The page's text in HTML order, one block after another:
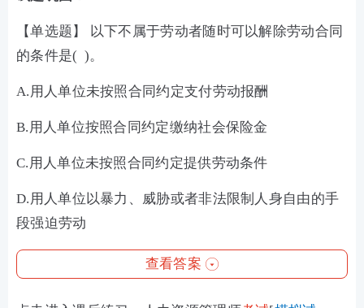
【单选题】 以下不属于劳动者随时可以解除劳动合同
的条件是( )。
A.用人单位未按照合同约定支付劳动报酬
B.用人单位按照合同约定缴纳社会保险金
C.用人单位未按照合同约定提供劳动条件
D.用人单位以暴力、威胁或者非法限制人身自由的手
段强迫劳动
查看答案